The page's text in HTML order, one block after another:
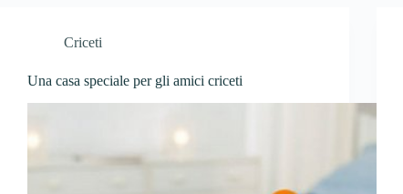
Criceti
Una casa speciale per gli amici criceti